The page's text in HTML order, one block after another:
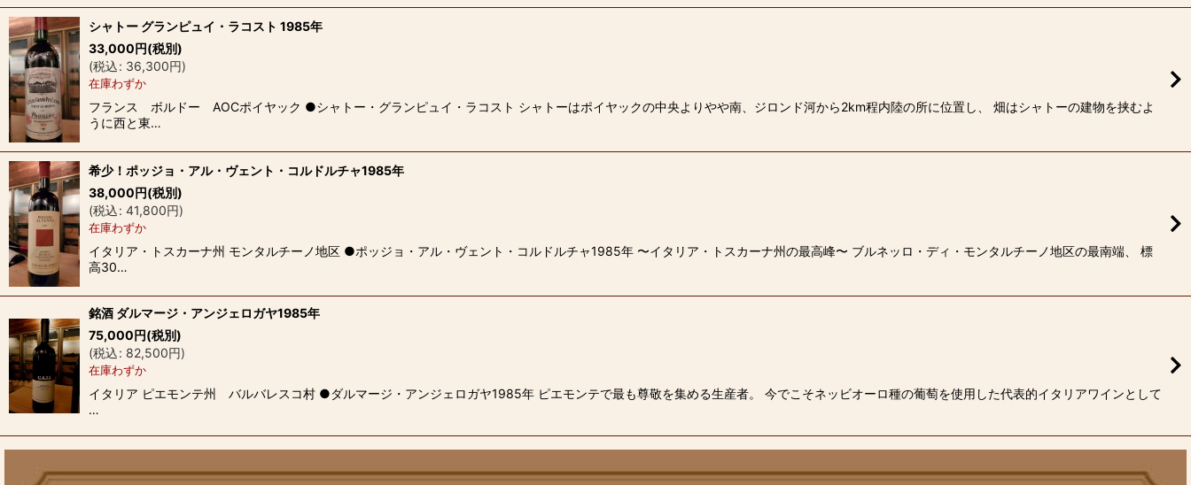
シャトー グランピュイ・ラコスト 1985年
33,000円(税別)
(税込: 36,300円)
在庫わずか
フランス ボルドー AOCポイヤック ●シャトー・グランピュイ・ラコスト シャトーはポイヤックの中央よりやや南、ジロンド河から2km程内陸の所に位置し、 畑はシャトーの建物を挟むよ
うに西と東…
希少！ポッジョ・アル・ヴェント・コルドルチャ1985年
38,000円(税別)
(税込: 41,800円)
在庫わずか
イタリア・トスカーナ州 モンタルチーノ地区 ●ポッジョ・アル・ヴェント・コルドルチャ1985年 〜イタリア・トスカーナ州の最高峰〜 ブルネッロ・ディ・モンタルチーノ地区の最南端、 標
高30…
銘酒 ダルマージ・アンジェロガヤ1985年
75,000円(税別)
(税込: 82,500円)
在庫わずか
イタリア ピエモンテ州 バルバレスコ村 ●ダルマージ・アンジェロガヤ1985年 ピエモンテで最も尊敬を集める生産者。 今でこそネッビオーロ種の葡萄を使用した代表的イタリアワインとして
…